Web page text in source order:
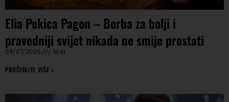
Elia Pekica Pagon – Borba za bolji i
pravedniji svijet nikada ne smije prestati
09/07/2025 16:41
PROČITAJTE VIŠE »